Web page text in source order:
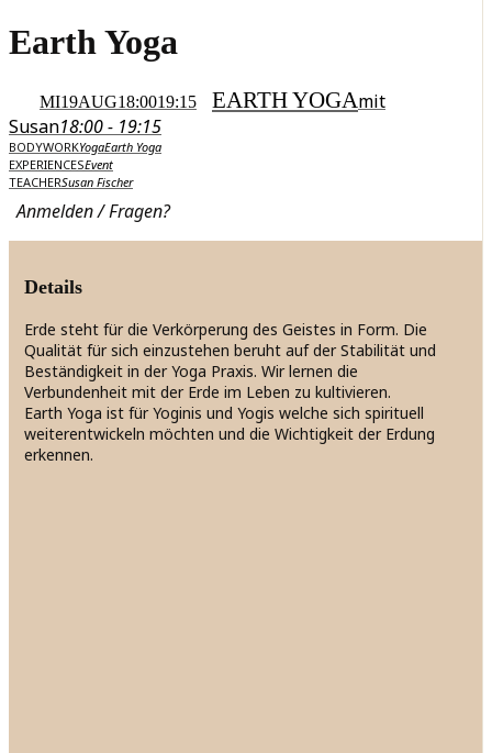
Earth Yoga
MI19AUG18:0019:15 EARTH YOGAmit
Susan18:00 - 19:15
BODYWORKYogaEarth Yoga
EXPERIENCESEvent
TEACHERSusan Fischer
Anmelden / Fragen?
Details
Erde steht für die Verkörperung des Geistes in Form. Die
Qualität für sich einzustehen beruht auf der Stabilität und
Beständigkeit in der Yoga Praxis. Wir lernen die
Verbundenheit mit der Erde im Leben zu kultivieren.
Earth Yoga ist für Yoginis und Yogis welche sich spirituell
weiterentwickeln möchten und die Wichtigkeit der Erdung
erkennen.